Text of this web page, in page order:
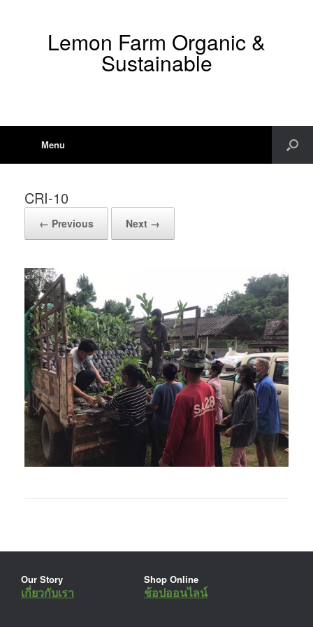
Lemon Farm Organic &
Sustainable
Menu
CRI-10
← Previous Next →
Our Story
เกี่ยวกับเรา
Shop Online
ช้อปออนไลน์